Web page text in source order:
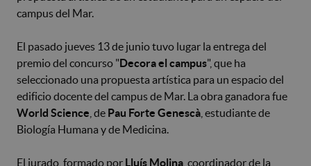
campus del Mar.
El pasado jueves 13 de junio tuvo lugar la entrega del
premio del concurso "Decora el campus", que ha
seleccionado una propuesta artística para un espacio del
edificio docente del campus de Mar. La obra ganadora fue
World Science , de Pau Forte Genescà , estudiante de
Biología Humana y de Medicina.
El jurado, formado por Lluís Molina , coordinador de la